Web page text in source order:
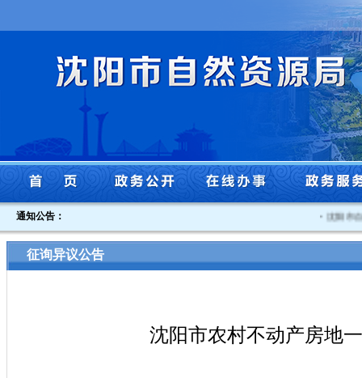
通知公告： 沈阳市自
征询异议公告
沈阳市农村不动产房地